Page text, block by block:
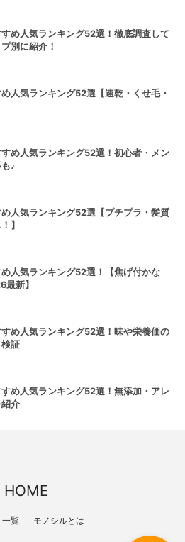
め人気ランキング52選！徹底調査して
別に紹介！
人気ランキング52選【速乾・くせ毛・
め人気ランキング52選！初心者・メン
♪
人気ランキング52選【プチプラ・髪質
】
人気ランキング52選！【焦げ付かな
新】
め人気ランキング52選！味や栄養価の
証
すめ人気ランキング52選！無添加・アレ
介
HOME
一覧 モノシルとは